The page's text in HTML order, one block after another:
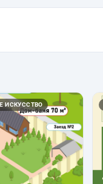
ИСКУССТВО